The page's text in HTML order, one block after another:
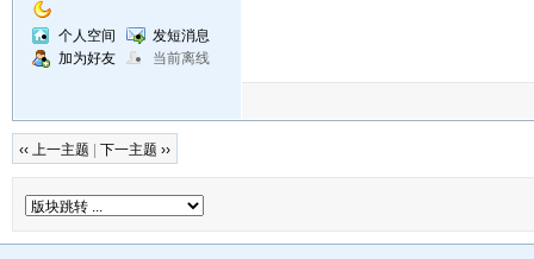
个人空间
发短消息
加为好友
当前离线
‹‹ 上一主题 下一主题 ››